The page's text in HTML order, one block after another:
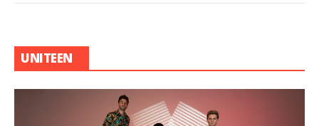
UNITEEN